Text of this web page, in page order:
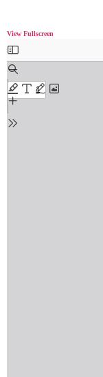
View Fullscreen